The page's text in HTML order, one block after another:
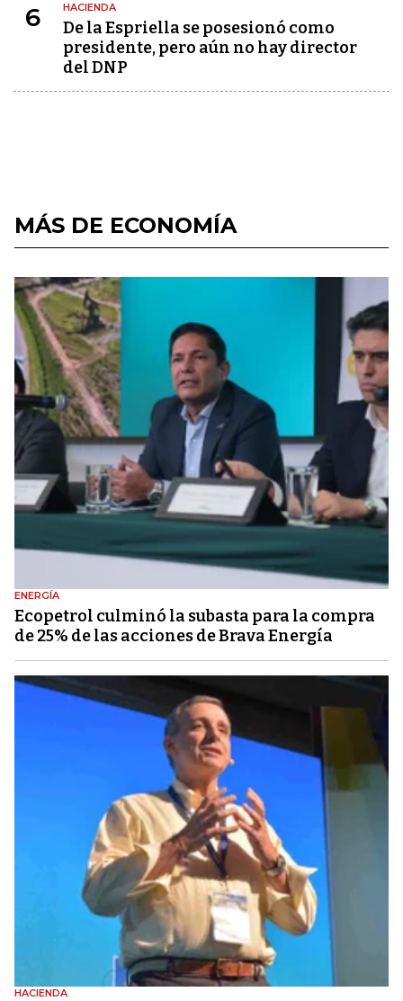
6 HACIENDA
De la Espriella se posesionó como
presidente, pero aún no hay director
del DNP
MÁS DE ECONOMÍA
ENERGÍA
Ecopetrol culminó la subasta para la compra
de 25% de las acciones de Brava Energía
HACIENDA